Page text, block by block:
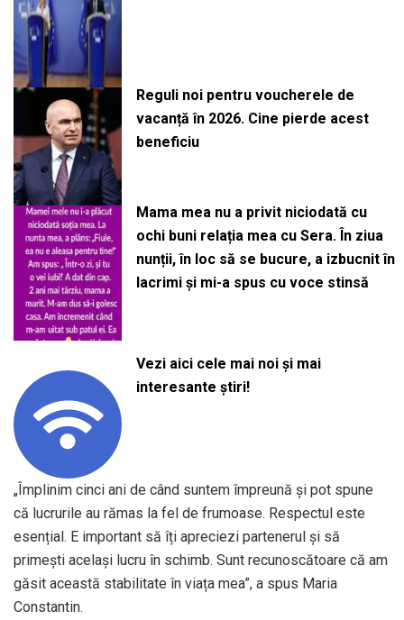
Reguli noi pentru voucherele de
vacanță în 2026. Cine pierde acest
beneficiu
Mama mea nu a privit niciodată cu
ochi buni relația mea cu Sera. În ziua
nunții, în loc să se bucure, a izbucnit în
lacrimi și mi-a spus cu voce stinsă
Vezi aici cele mai noi și mai
interesante știri!
„Împlinim cinci ani de când suntem împreună și pot spune
că lucrurile au rămas la fel de frumoase. Respectul este
esențial. E important să îți apreciezi partenerul și să
primești același lucru în schimb. Sunt recunoscătoare că am
găsit această stabilitate în viața mea”, a spus Maria
Constantin.